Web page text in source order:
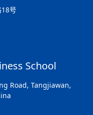
号
School
Road, Tangjiawan,